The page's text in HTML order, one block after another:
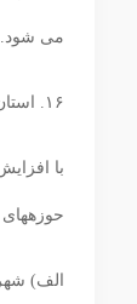
می‏ شود.
۱۶. استان کرمان
با
الف)